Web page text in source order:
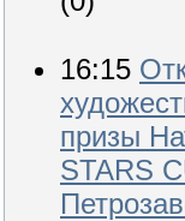
16:15
призы
STARS